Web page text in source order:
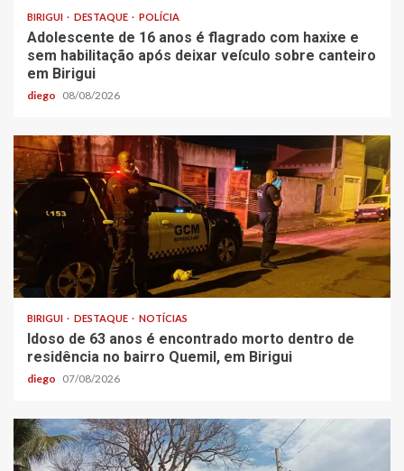
BIRIGUI DESTAQUE POLÍCIA
Adolescente de 16 anos é flagrado com haxixe e
sem habilitação após deixar veículo sobre canteiro
em Birigui
diego 08/08/2026
BIRIGUI DESTAQUE NOTÍCIAS
Idoso de 63 anos é encontrado morto dentro de
residência no bairro Quemil, em Birigui
diego 07/08/2026